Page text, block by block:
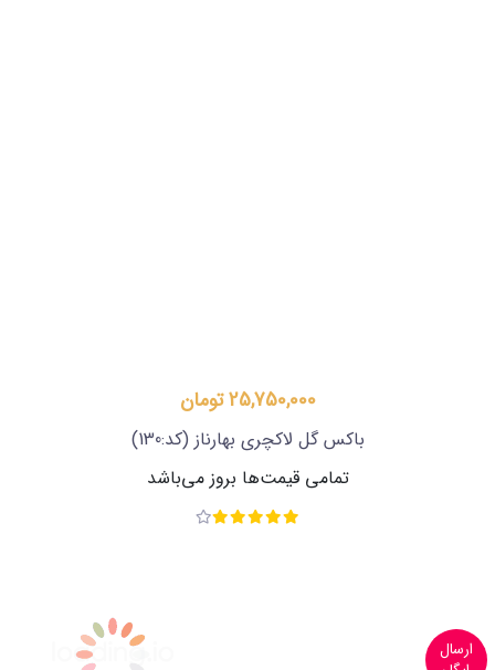
25,750,000 تومان
باکس گل لاکچری بهارناز (کد:130)
تمامی قیمت‌ها بروز می‌باشد
ارسال